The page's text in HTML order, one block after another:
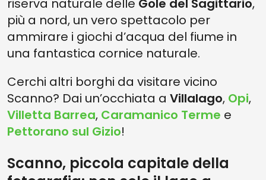
riserva naturale delle Gole del Sagittario,
più a nord, un vero spettacolo per
ammirare i giochi d’acqua del fiume in
una fantastica cornice naturale.
Cerchi altri borghi da visitare vicino
Scanno? Dai un’occhiata a Villalago, Opi,
Villetta Barrea, Caramanico Terme e
Pettorano sul Gizio!
Scanno, piccola capitale della